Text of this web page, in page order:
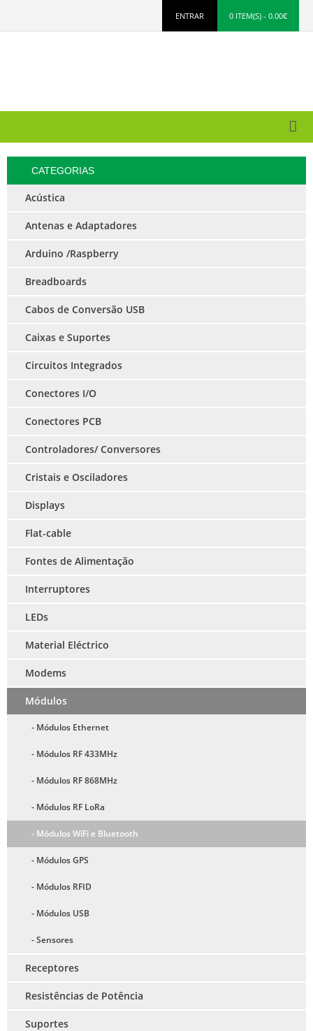
ENTRAR 0 ITEM(S) - 0.00€
CATEGORIAS
Acústica
Antenas e Adaptadores
Arduino /Raspberry
Breadboards
Cabos de Conversão USB
Caixas e Suportes
Circuitos Integrados
Conectores I/O
Conectores PCB
Controladores/ Conversores
Cristais e Osciladores
Displays
Flat-cable
Fontes de Alimentação
Interruptores
LEDs
Material Eléctrico
Modems
Módulos
- Módulos Ethernet
- Módulos RF 433MHz
- Módulos RF 868MHz
- Módulos RF LoRa
- Módulos WiFi e Bluetooth
- Módulos GPS
- Módulos RFID
- Módulos USB
- Sensores
Receptores
Resistências de Potência
Suportes